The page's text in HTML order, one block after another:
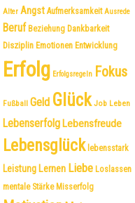
Alter Angst Aufmerksamkeit Ausrede
Beruf Beziehung Dankbarkeit
Disziplin Emotionen Entwicklung
Erfolg Erfolgsregeln Fokus
Fußball Geld Glück Job Leben
Lebenserfolg Lebensfreude
Lebensglück lebensstark
Leistung Lernen Liebe Loslassen
mentale Stärke Misserfolg